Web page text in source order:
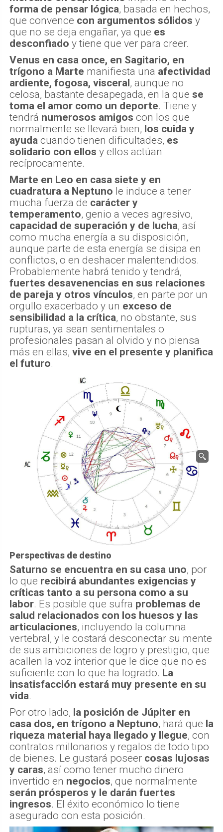
forma de pensar lógica, basada en hechos,
que convence con argumentos sólidos y
que no se deja engañar, ya que es
desconfiado y tiene que ver para creer.
Venus en casa once, en Sagitario, en
trígono a Marte manifiesta una afectividad
ardiente, fogosa, visceral, aunque no
celosa, bastante desapegada, en la que se
toma el amor como un deporte. Tiene y
tendrá numerosos amigos con los que
normalmente se llevará bien, los cuida y
ayuda cuando tienen dificultades, es
solidario con ellos y ellos actúan
recíprocamente.
Marte en Leo en casa siete y en
cuadratura a Neptuno le induce a tener
mucha fuerza de carácter y
temperamento, genio a veces agresivo,
capacidad de superación y de lucha, así
como mucha energía a su disposición,
aunque parte de esta energía se disipa en
conflictos, o en deshacer malentendidos.
Probablemente habrá tenido y tendrá,
fuertes desavenencias en sus relaciones
de pareja y otros vínculos, en parte por un
orgullo exacerbado y un exceso de
sensibilidad a la crítica, no obstante, sus
rupturas, ya sean sentimentales o
profesionales pasan al olvido y no piensa
más en ellas, vive en el presente y planifica
el futuro.
Perspectivas de destino
Saturno se encuentra en su casa uno, por
lo que recibirá abundantes exigencias y
críticas tanto a su persona como a su
labor. Es posible que sufra problemas de
salud relacionados con los huesos y las
articulaciones, incluyendo la columna
vertebral, y le costará desconectar su mente
de sus ambiciones de logro y prestigio, que
acallen la voz interior que le dice que no es
suficiente con lo que ha logrado. La
insatisfacción estará muy presente en su
vida.
Por otro lado, la posición de Júpiter en
casa dos, en trígono a Neptuno, hará que la
riqueza material haya llegado y llegue, con
contratos millonarios y regalos de todo tipo
de bienes. Le gustará poseer cosas lujosas
y caras, así como tener mucho dinero
invertido en negocios, que normalmente
serán prósperos y le darán fuertes
ingresos. El éxito económico lo tiene
asegurado con esta posición.